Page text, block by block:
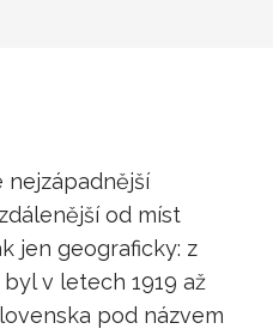
nejzápadnější
od míst
jen geograficky: z
v letech 1919 až
pod názvem